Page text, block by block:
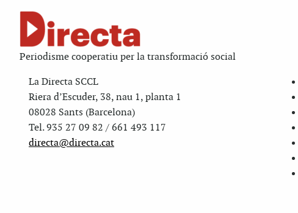
Periodisme cooperatiu per la transformació social
La Directa SCCL
Riera d’Escuder, 38, nau 1, planta 1
08028 Sants (Barcelona)
Tel. 935 27 09 82 / 661 493 117
directa@directa.cat